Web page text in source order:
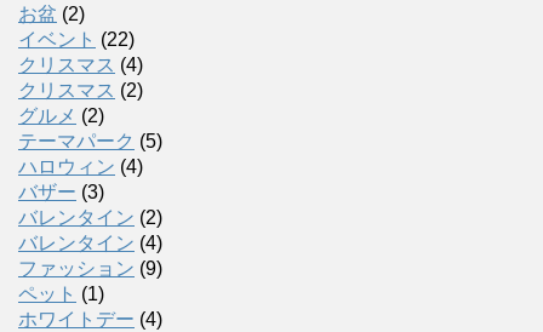
お盆 (2)
イベント (22)
クリスマス (4)
クリスマス (2)
グルメ (2)
テーマパーク (5)
ハロウィン (4)
バザー (3)
バレンタイン (2)
バレンタイン (4)
ファッション (9)
ペット (1)
ホワイトデー (4)